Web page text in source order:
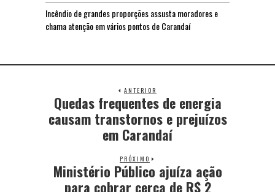
Incêndio de grandes proporções assusta moradores e
chama atenção em vários pontos de Carandaí
ANTERIOR
Quedas frequentes de energia
causam transtornos e prejuízos
em Carandaí
PRÓXIMO
Ministério Público ajuíza ação
para cobrar cerca de R$ 2